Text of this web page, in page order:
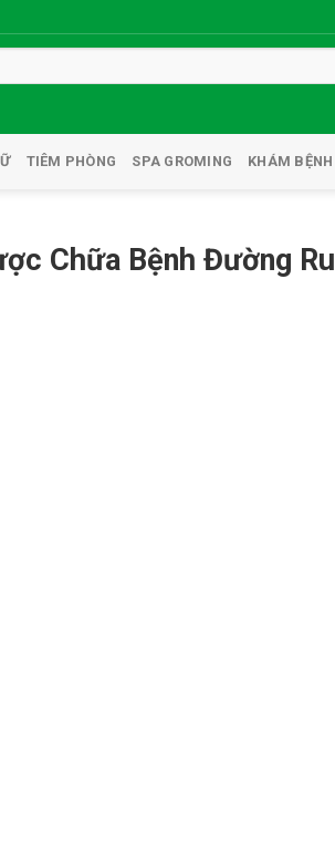
TIÊM PHÒNG SPA GROMING KHÁM BỆNH
Chữa Bệnh Đường